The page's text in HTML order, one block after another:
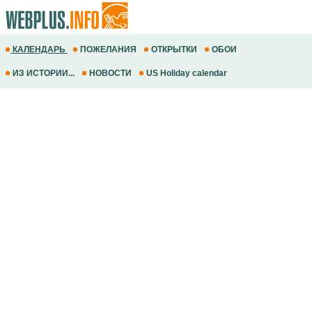
КАЛЕНДАРЬ ПОЖЕЛАНИЯ ОТКРЫТКИ ОБОИ
ИЗ ИСТОРИИ... НОВОСТИ US Holiday calendar